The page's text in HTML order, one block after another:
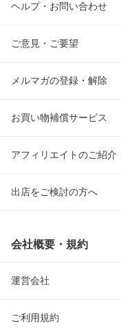
ヘルプ・お問い合わせ
ご意見・ご要望
メルマガの登録・解除
お買い物補償サービス
アフィリエイトのご紹介
出店をご検討の方へ
会社概要・規約
運営会社
ご利用規約